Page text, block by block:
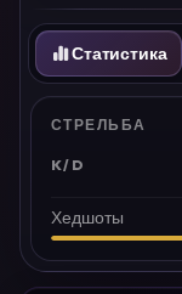
Статистика
СТРЕЛЬБА
K/D
Хедшоты